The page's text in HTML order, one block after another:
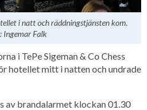
i natt och räddningstjänsten kom.
Ingemar Falk
i TePe Sigeman & Co Chess
hotellet mitt i natten och undrade
av brandalarmet klockan 01.30